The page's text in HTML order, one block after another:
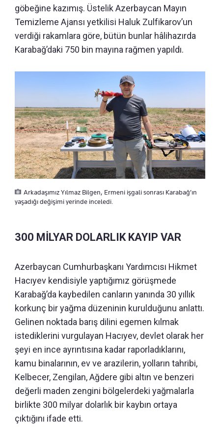
göbeğine kazımış. Üstelik Azerbaycan Mayın
Temizleme Ajansı yetkilisi Haluk Zulfikarov’un
verdiği rakamlara göre, bütün bunlar hâlihazırda
Karabağ’daki 750 bin mayına rağmen yapıldı.
Arkadaşımız Yılmaz Bilgen, Ermeni işgali sonrası Karabağ’ın
yaşadığı değişimi yerinde inceledi.
300 MİLYAR DOLARLIK KAYIP VAR
Azerbaycan Cumhurbaşkanı Yardımcısı Hikmet
Hacıyev kendisiyle yaptığımız görüşmede
Karabağ’da kaybedilen canların yanında 30 yıllık
korkunç bir yağma düzeninin kurulduğunu anlattı.
Gelinen noktada barış dilini egemen kılmak
istediklerini vurgulayan Hacıyev, devlet olarak her
şeyi en ince ayrıntısına kadar raporladıklarını,
kamu binalarının, ev ve arazilerin, yolların tahribi,
Kelbecer, Zengilan, Ağdere gibi altın ve benzeri
değerli maden zengini bölgelerdeki yağmalarla
birlikte 300 milyar dolarlık bir kaybın ortaya
çıktığını ifade etti.